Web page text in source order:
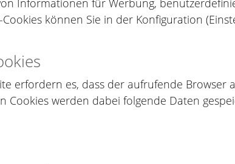
Informationen für Werbung,
können Sie in der Konfiguration
erfordern es, dass der aufrufende
Cookies werden dabei folgende Daten